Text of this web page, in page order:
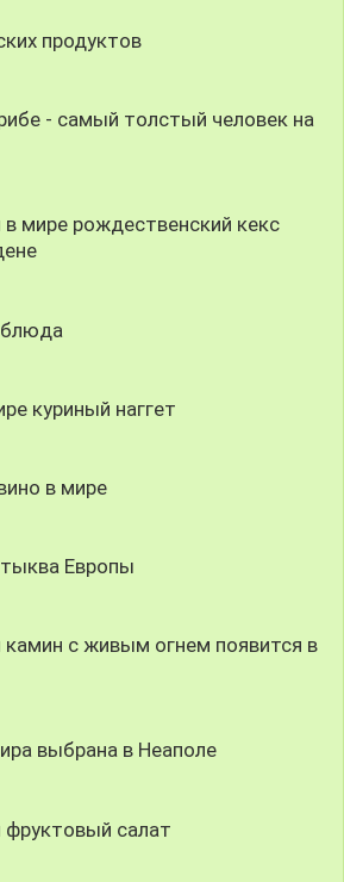
продуктов
- самый толстый человек на
мире рождественский кекс
куриный наггет
в мире
Европы
с живым огнем появится в
выбрана в Неаполе
салат